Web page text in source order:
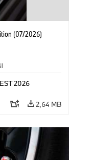
(07/2026)
2026
2,64 MB